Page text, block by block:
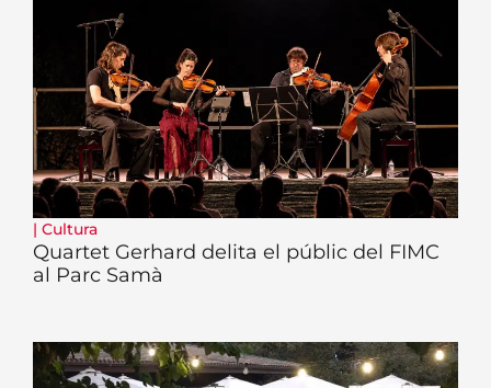
| Cultura
Quartet Gerhard delita el públic del FIMC
al Parc Samà